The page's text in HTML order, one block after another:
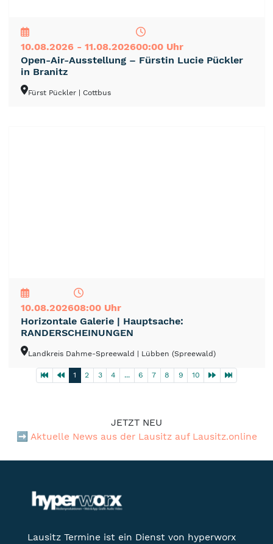
10.08.2026 - 11.08.202600:00 Uhr
Open-Air-Ausstellung – Fürstin Lucie Pückler
in Branitz
Fürst Pückler | Cottbus
10.08.202608:00 Uhr
Horizontale Galerie | Hauptsache:
RANDERSCHEINUNGEN
Landkreis Dahme-Spreewald | Lübben (Spreewald)
1 2 3 4 ... 6 7 8 9 10
JETZT NEU
➡️ Aktuelle News aus der Lausitz auf Lausitz.online
Lausitz Termine ist ein Dienst von hyperworx